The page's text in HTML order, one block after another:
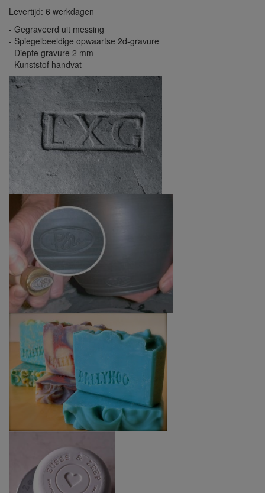
Levertijd: 6 werkdagen
- Gegraveerd uit messing
- Spiegelbeeldige opwaartse 2d-gravure
- Diepte gravure 2 mm
- Kunststof handvat